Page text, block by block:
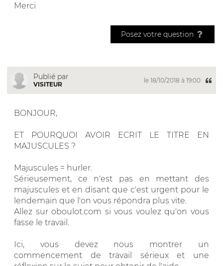
Merci
Posez votre question
Publié par
VISITEUR
le 18/10/2018 à 19:00
BONJOUR,
ET POURQUOI AVOIR ECRIT LE TITRE EN
MAJUSCULES ?
Majuscules = hurler.
Sérieusement, ce n'est pas en mettant des
majuscules et en disant que c'est urgent pour le
lendemain que l'on vous répondra plus vite.
Allez sur oboulot.com si vous voulez qu'on vous
fasse le travail.
Ici, vous devez nous montrer un
commencement de travail sérieux et une